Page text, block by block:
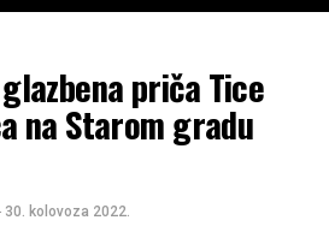
priča Tice
na Starom gradu
30. kolovoza 2022.